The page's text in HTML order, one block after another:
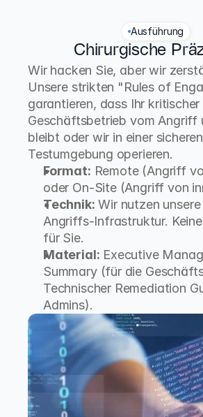
Ausführung
Chirurgische
Wir hacken Sie, aber wir
Unsere strikten "Rules of
garantieren, dass Ihr kritischer
Geschäftsbetrieb vom Angriff
bleibt oder wir in einer
Testumgebung operieren.
Format: Remote (Angriff
oder On-Site (Angriff von
Technik: Wir nutzen
Angriffs-Infrastruktur.
für Sie.
Material: Executive
Summary (für die
Technischer Remediation
Admins).